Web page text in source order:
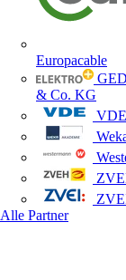
Europacable
& Co. KG
VDE
Alle Partner